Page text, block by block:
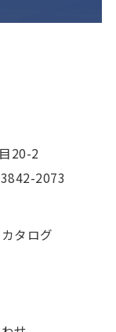
20-2
2073
タログ